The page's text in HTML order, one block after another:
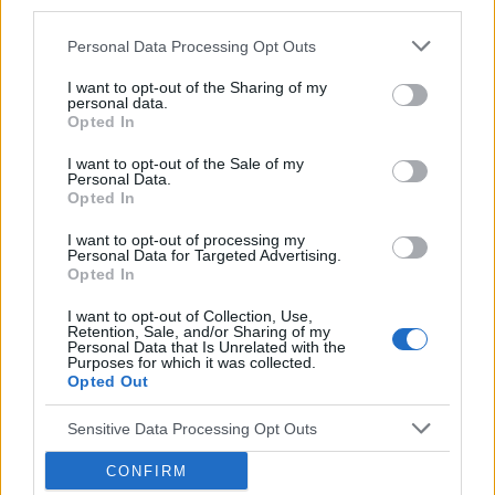
Personal Data Processing Opt Outs
I want to opt-out of the Sharing of my
personal data.
Opted In
I want to opt-out of the Sale of my
Personal Data.
Opted In
I want to opt-out of processing my
Personal Data for Targeted Advertising.
Opted In
I want to opt-out of Collection, Use,
Retention, Sale, and/or Sharing of my
Personal Data that Is Unrelated with the
Purposes for which it was collected.
Opted Out
Sensitive Data Processing Opt Outs
CONFIRM
POWIĄZANE ARTYKUŁY